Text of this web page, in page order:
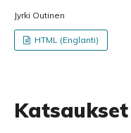
Jyrki Outinen
HTML (Englanti)